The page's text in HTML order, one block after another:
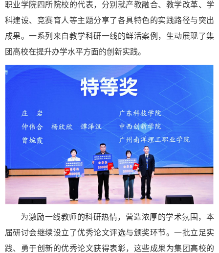
职业学院四所院校的代表，分别就产教融合、教学改革、学
科建设、竞赛育人等主题分享了各具特色的实践路径与突出
成果。一系列来自教学科研一线的鲜活案例，生动展现了集
团高校在提升办学水平方面的创新实践。
为激励一线教师的科研热情，营造浓厚的学术氛围，本
届研讨会继续设立了优秀论文评选与颁奖环节。一批立足实
践、勇于创新的优秀论文获得表彰，这些成果为集团高校的